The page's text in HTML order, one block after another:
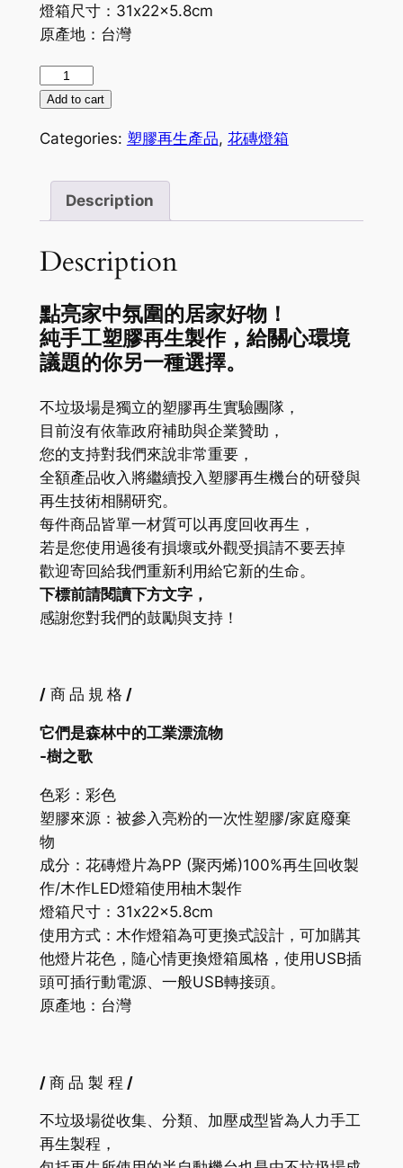
燈箱尺寸：31x22x5.8cm
原產地：台灣
膠
生
quantity
Add to cart
Categories: 塑膠再生產品, 花磚燈箱
Description
Description
點亮家中氛圍的居家好物！
純手工塑膠再生製作，給關心環境
議題的你另一種選擇。
不垃圾場是獨立的塑膠再生實驗團隊，
目前沒有依靠政府補助與企業贊助，
您的支持對我們來說非常重要，
全額產品收入將繼續投入塑膠再生機台的研發與
再生技術相關研究。
每件商品皆單一材質可以再度回收再生，
若是您使用過後有損壞或外觀受損請不要丟掉
歡迎寄回給我們重新利用給它新的生命。
下標前請閱讀下方文字，
感謝您對我們的鼓勵與支持！
/商 品 規 格 /
它們是森林中的工業漂流物
-樹之歌
色彩：彩色
塑膠來源：被參入亮粉的一次性塑膠/家庭廢棄
物
成分：花磚燈片為PP (聚丙烯)100%再生回收製
作/木作LED燈箱使用柚木製作
燈箱尺寸：31x22x5.8cm
使用方式：木作燈箱為可更換式設計，可加購其
他燈片花色，隨心情更換燈箱風格，使用USB插
頭可插行動電源、一般USB轉接頭。
原產地：台灣
/ 商 品 製 程 /
不垃圾場從收集、分類、加壓成型皆為人力手工
再生製程，